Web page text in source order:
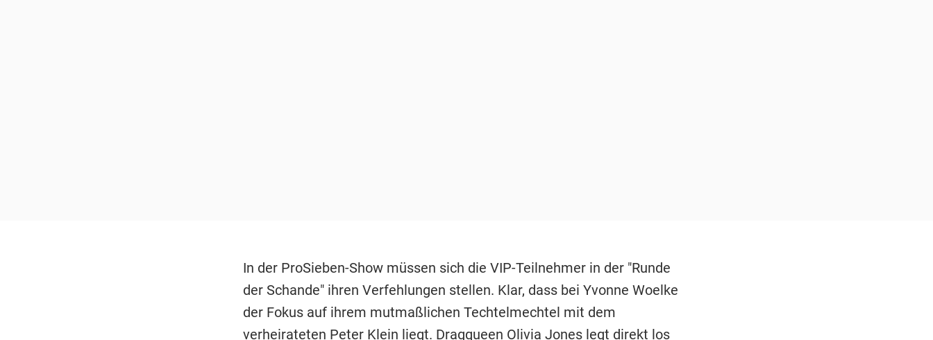
In der ProSieben-Show müssen sich die VIP-Teilnehmer in der "Runde
der Schande" ihren Verfehlungen stellen. Klar, dass bei Yvonne Woelke
der Fokus auf ihrem mutmaßlichen Techtelmechtel mit dem
verheirateten Peter Klein liegt. Dragqueen Olivia Jones legt direkt los